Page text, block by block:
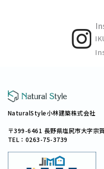
NaturalStyle小林建築株式会社
〒399-6461 長野県塩尻市大字宗
TEL：0263-75-3739